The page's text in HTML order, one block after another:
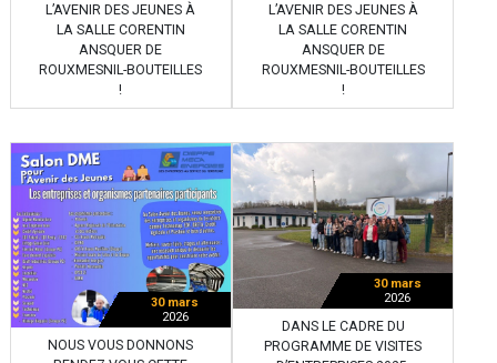
L’AVENIR DES JEUNES À
LA SALLE CORENTIN
ANSQUER DE
ROUXMESNIL-BOUTEILLES
!
L’AVENIR DES JEUNES À
LA SALLE CORENTIN
ANSQUER DE
ROUXMESNIL-BOUTEILLES
!
30 mars
2026
NOUS VOUS DONNONS
30 mars
2026
DANS LE CADRE DU
PROGRAMME DE VISITES